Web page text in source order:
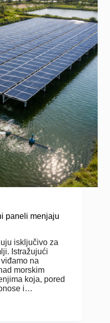
paneli menjaju
isključivo za
Istražujući
na
morskim
koja, pored
i…